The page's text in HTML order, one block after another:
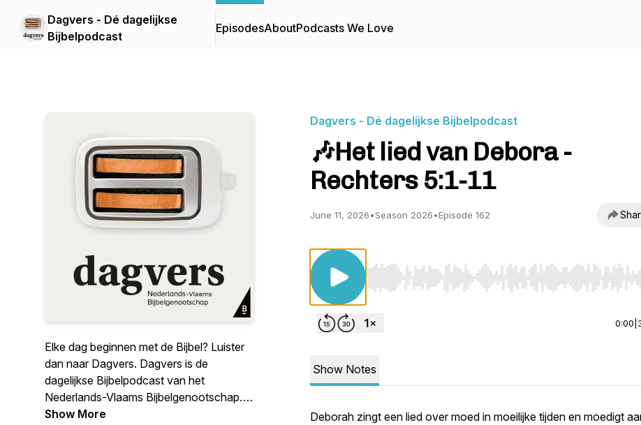
Dagvers - Dé dagelijkse
Bijbelpodcast
EpisodesAboutPodcasts We Love
Elke dag beginnen met de Bijbel? Luister
dan naar Dagvers. Dagvers is de
dagelijkse Bijbelpodcast van het
Nederlands-Vlaams Bijbelgenootschap.
Krijg Bijbelse inspiratie en een vraag of
Show More
Dagvers - Dé dagelijkse Bijbelpodcast
🎶Het lied van Debora -
Rechters 5:1-11
June 11, 2026•Season 2026•Episode 162
Use Left/Right to seek, Home/End to jump to start or
0:00
Show Notes
Deborah zingt een lied over moed in moeilijke tijden en moedigt